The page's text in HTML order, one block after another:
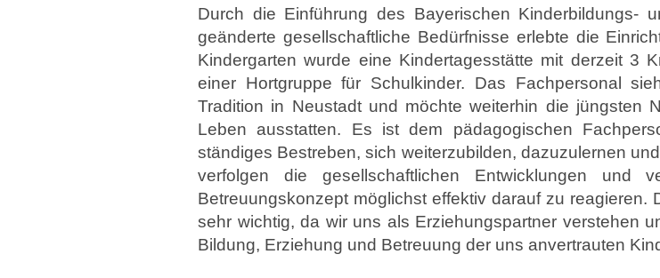
Durch die Einführung des Bayerischen Kinderbildungs-
geänderte gesellschaftliche Bedürfnisse erlebte die
Kindergarten wurde eine Kindertagesstätte mit derzeit 3
einer Hortgruppe für Schulkinder.
Das Fachpersonal
Tradition in Neustadt und möchte weiterhin die jüngsten
Leben ausstatten. Es ist dem pädagogischen
ständiges Bestreben, sich weiterzubilden, dazuzulernen
verfolgen die gesellschaftlichen Entwicklungen und
Betreuungskonzept möglichst effektiv darauf zu reagieren.
sehr wichtig, da wir uns als Erziehungspartner verstehen
Bildung, Erziehung und Betreuung der uns anvertrauten